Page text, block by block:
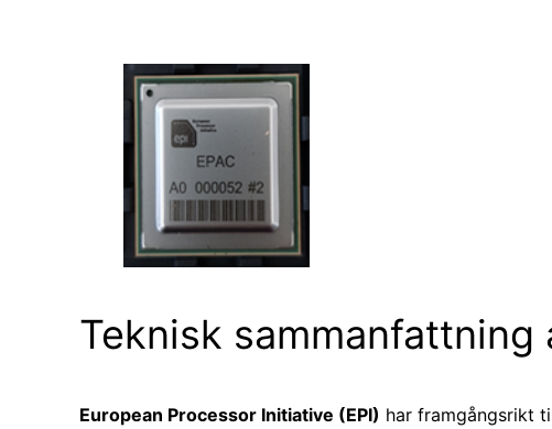
Teknisk sammanfattning
European Processor Initiative (EPI) har framgångsrikt